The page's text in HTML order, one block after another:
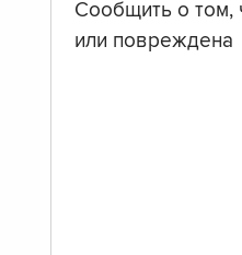
Сообщить о том,
или повреждена